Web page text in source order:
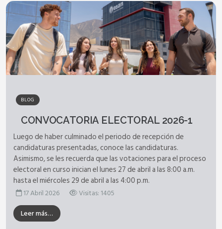
BLOG
CONVOCATORIA ELECTORAL 2026-1
Luego de haber culminado el periodo de recepción de
candidaturas presentadas, conoce las candidaturas.
Asimismo, se les recuerda que las votaciones para el proceso
electoral en curso inician el lunes 27 de abril a las 8:00 a.m.
hasta el miércoles 29 de abril a las 4:00 p.m.
17 Abril 2026
Visitas: 1405
Leer más…